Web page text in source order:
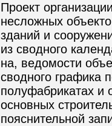
Проект
несложных
зданий и
из сводного
на, ведомости
сводного графика
полуфабрикатах и
основных
пояснительной